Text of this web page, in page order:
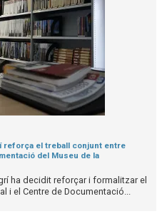
reforça el treball conjunt entre
del Museu de la
ha decidit reforçar i formalitzar el
i el Centre de Documentació...